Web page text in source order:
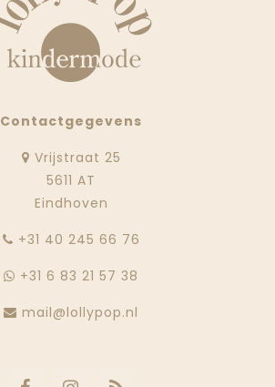
Contactgegevens
Vrijstraat 25
5611 AT
Eindhoven
‭+31 40 245 66 76
+31 6 83 21 57 38
mail@lollypop.nl